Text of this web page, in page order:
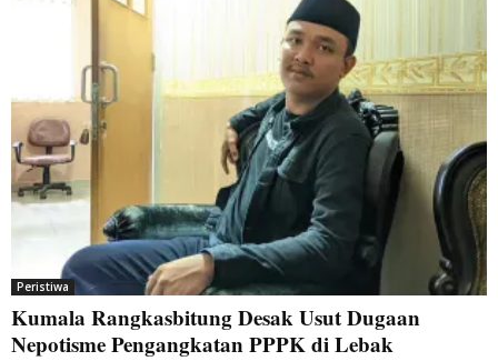
Peristiwa
Kumala Rangkasbitung Desak Usut Dugaan
Nepotisme Pengangkatan PPPK di Lebak